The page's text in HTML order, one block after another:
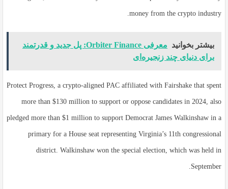
money from the crypto industry.
بیشتر بخوانید
معرفی Orbiter Finance: پل جدید و قدرتمند
برای دنیای چند زنجیره‌ای
Protect Progress, a crypto-aligned PAC affiliated with Fairshake that spent
more than $130 million to support or oppose candidates in 2024, also
pledged more than $1 million to support Democrat James Walkinshaw in a
primary for a House seat representing Virginia’s 11th congressional
district. Walkinshaw won the special election, which was held in
September.